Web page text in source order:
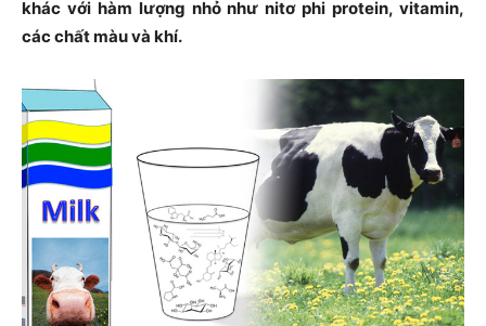
khác với hàm lượng nhỏ như nitơ phi protein, vitamin,
các chất màu và khí.